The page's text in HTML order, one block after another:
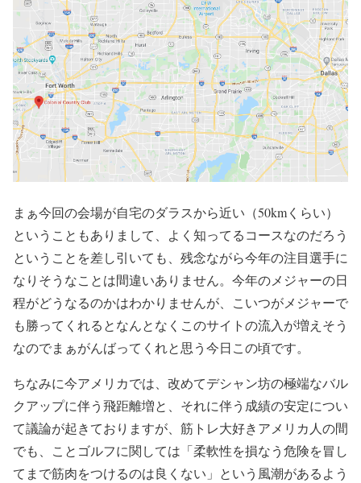
まぁ今回の会場が自宅のダラスから近い（50kmくらい）
ということもありまして、よく知ってるコースなのだろう
ということを差し引いても、残念ながら今年の注目選手に
なりそうなことは間違いありません。今年のメジャーの日
程がどうなるのかはわかりませんが、こいつがメジャーで
も勝ってくれるとなんとなくこのサイトの流入が増えそう
なのでまぁがんばってくれと思う今日この頃です。
ちなみに今アメリカでは、改めてデシャン坊の極端なバル
クアップに伴う飛距離増と、それに伴う成績の安定につい
て議論が起きておりますが、筋トレ大好きアメリカ人の間
でも、ことゴルフに関しては「柔軟性を損なう危険を冒し
てまで筋肉をつけるのは良くない」という風潮があるよう